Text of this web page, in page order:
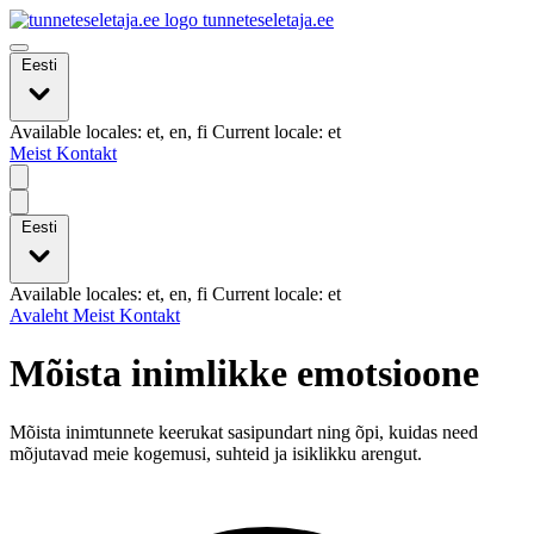
tunneteseletaja.ee
Eesti
Available locales: et, en, fi Current locale: et
Meist Kontakt
Eesti
Available locales: et, en, fi Current locale: et
Avaleht Meist Kontakt
Mõista inimlikke emotsioone
Mõista inimtunnete keerukat sasipundart ning õpi, kuidas need
mõjutavad meie kogemusi, suhteid ja isiklikku arengut.